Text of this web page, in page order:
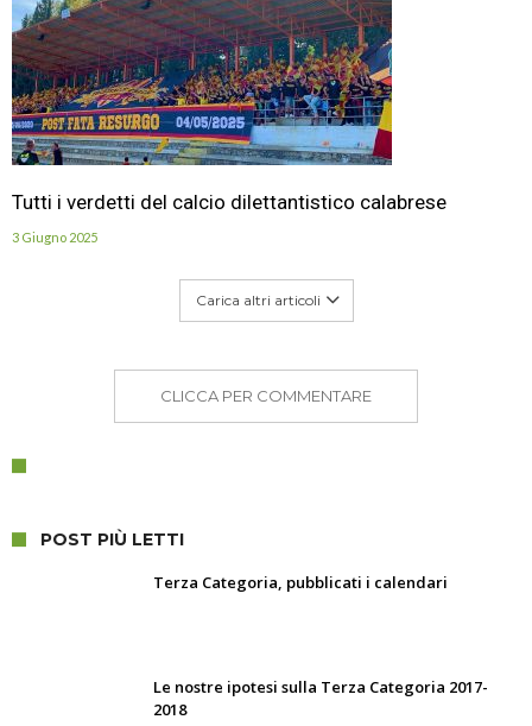
Tutti i verdetti del calcio dilettantistico calabrese
3 Giugno 2025
Carica altri articoli
CLICCA PER COMMENTARE
POST PIÙ LETTI
Terza Categoria, pubblicati i calendari
Le nostre ipotesi sulla Terza Categoria 2017-
2018